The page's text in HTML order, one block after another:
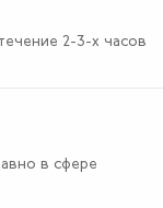
2-3-х часов
в сфере